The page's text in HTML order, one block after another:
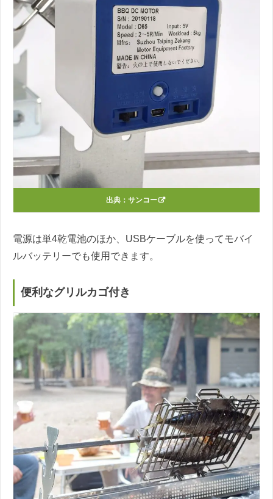
出典： サンコー
電源は単4乾電池のほか、USBケーブルを使ってモバイ
ルバッテリーでも使用できます。
便利なグリルカゴ付き